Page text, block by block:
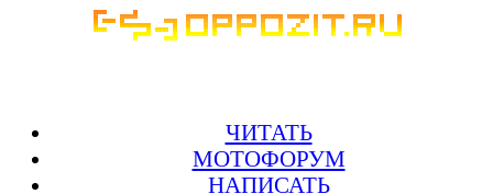
ЧИТАТЬ
МОТОФОРУМ
НАПИСАТЬ